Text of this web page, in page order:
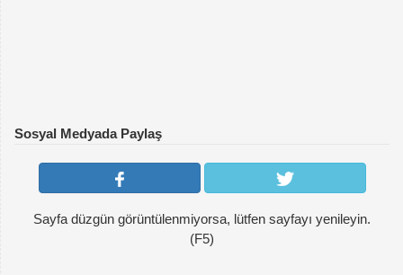
Sosyal Medyada Paylaş
Sayfa düzgün görüntülenmiyorsa, lütfen sayfayı yenileyin.
(F5)